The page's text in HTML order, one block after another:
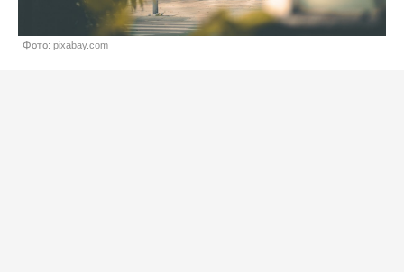
Фото: pixabay.com